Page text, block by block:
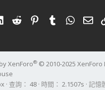
LinkedIn
RedditPinterestTumblr 電
XenForo® © 2010-2025 XenForo
查詢 48 時間 2.1507s 記憶